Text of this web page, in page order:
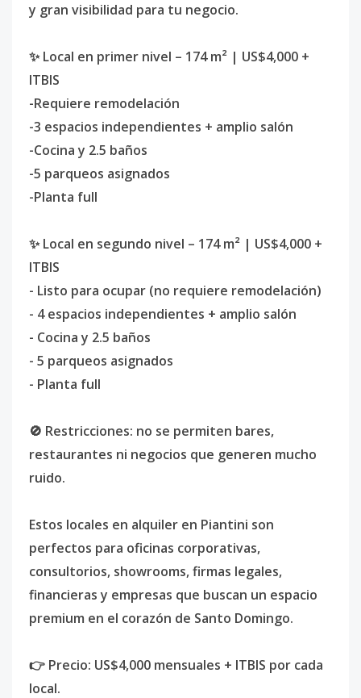
y gran visibilidad para tu negocio.
✨ Local en primer nivel – 174 m² | US$4,000 +
ITBIS
-Requiere remodelación
-3 espacios independientes + amplio salón
-Cocina y 2.5 baños
-5 parqueos asignados
-Planta full
✨ Local en segundo nivel – 174 m² | US$4,000 +
ITBIS
- Listo para ocupar (no requiere remodelación)
- 4 espacios independientes + amplio salón
- Cocina y 2.5 baños
- 5 parqueos asignados
- Planta full
🚫 Restricciones: no se permiten bares,
restaurantes ni negocios que generen mucho
ruido.
Estos locales en alquiler en Piantini son
perfectos para oficinas corporativas,
consultorios, showrooms, firmas legales,
financieras y empresas que buscan un espacio
premium en el corazón de Santo Domingo.
👉 Precio: US$4,000 mensuales + ITBIS por cada
local.